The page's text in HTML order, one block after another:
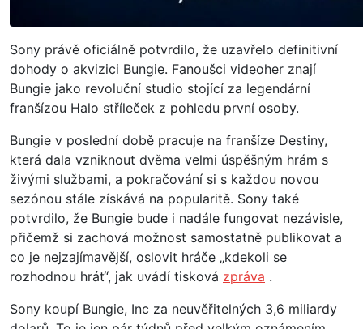
Sony právě oficiálně potvrdilo, že uzavřelo definitivní
dohody o akvizici Bungie. Fanoušci videoher znají
Bungie jako revoluční studio stojící za legendární
franšízou Halo stříleček z pohledu první osoby.
Bungie v poslední době pracuje na franšíze Destiny,
která dala vzniknout dvěma velmi úspěšným hrám s
živými službami, a pokračování si s každou novou
sezónou stále získává na popularitě. Sony také
potvrdilo, že Bungie bude i nadále fungovat nezávisle,
přičemž si zachová možnost samostatně publikovat a
co je nejzajímavější, oslovit hráče „kdekoli se
rozhodnou hrát“, jak uvádí tisková zpráva .
Sony koupí Bungie, Inc za neuvěřitelných 3,6 miliardy